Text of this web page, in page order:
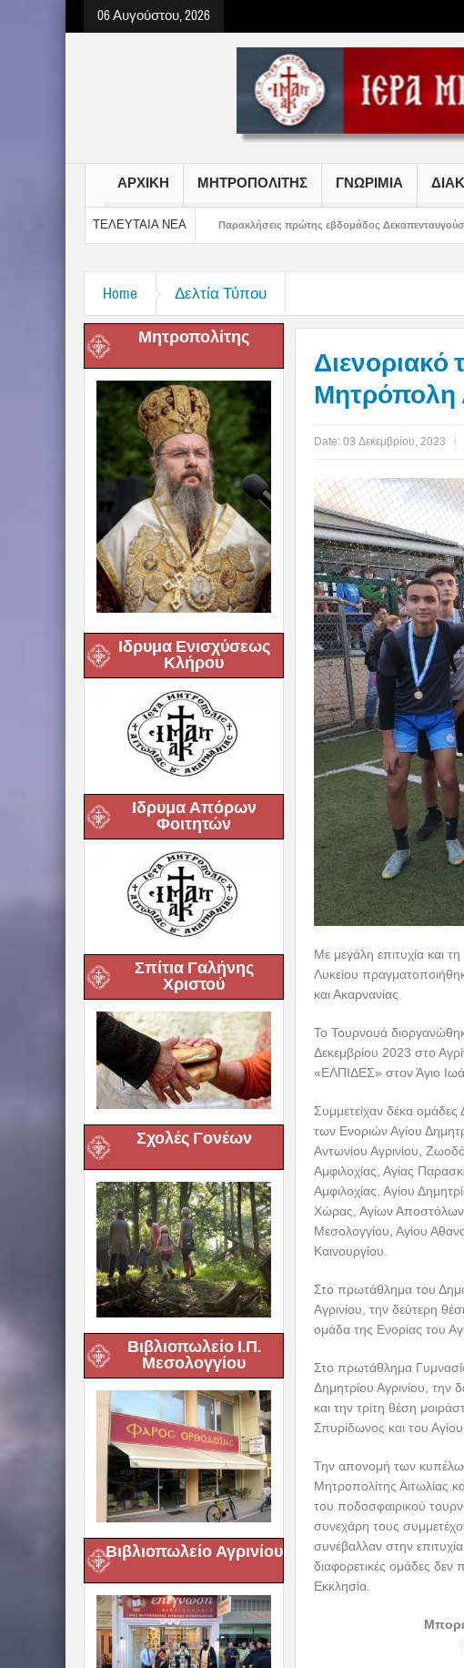
06 Αυγούστου, 2026
ΑΡΧΙΚΗ ΜΗΤΡΟΠΟΛΙΤΗΣ ΓΝΩΡΙΜΙΑ
ΤΕΛΕΥΤΑΙΑ ΝΕΑ
Παρακλήσεις πρώτης εβδομάδος Δεκαπενταυγούστου στην Ι. Μ.
Home Δελτία Τύπου
Μητροπολίτης
Ιδρυμα Ενισχύσεως
Κλήρου
Ιδρυμα Απόρων
Φοιτητών
Σπίτια Γαλήνης
Χριστού
Σχολές Γονέων
Βιβλιοπωλείο Ι.Π.
Μεσολογγίου
Βιβλιοπωλείο Αγρινίου
Μητρόπολη
Date: 03 Δεκεμβρίου, 2023
Με μεγάλη επιτυχία και
Λυκείου
και Ακαρνανίας.
Το Τουρνουά
Δεκεμβρίου 2023 στο
«ΕΛΠΙΔΕΣ» στον Άγιο
Συμμετείχαν δέκα ομάδες
των Ενοριών Αγίου
Αντωνίου Αγρινίου,
Αμφιλοχίας, Αγίας
Αμφιλοχίας, Αγίου
Χώρας, Αγίων Αποστόλων
Μεσολογγίου, Αγίου
Καινουργίου.
Στο πρωτάθλημα του
Αγρινίου, την δεύτερη
ομάδα της Ενορίας του
Στο πρωτάθλημα
Δημητρίου Αγρινίου,
και την τρίτη θέση
Σπυρίδωνος και του
Την απονομή των κυπέλων
Μητροπολίτης Αιτωλίας
του ποδοσφαιρικού
συνεχάρη τους
συνέβαλλαν στην
διαφορετικές ομάδες δεν
Εκκλησία.